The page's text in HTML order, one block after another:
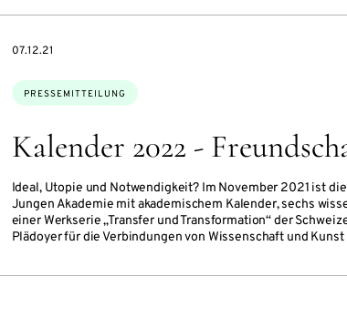
Kalender 2022 -
Ideal, Utopie und Notwendigkeit? Im November 2021 ist
Jungen Akademie mit akademischem Kalender, sechs
einer Werkserie „Transfer und Transformation“ der
Plädoyer für die Verbindungen von Wissenschaft und
Themen:
PRESSEMITTEILUNG
DATE
07.12.21